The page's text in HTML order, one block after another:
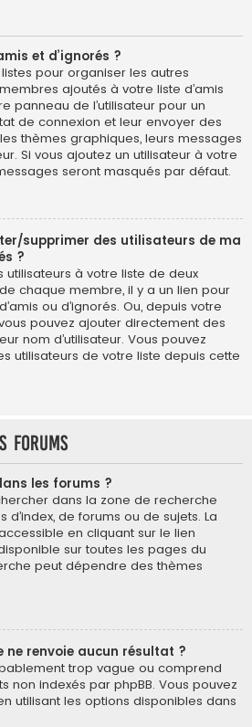
et d’ignorés ?
pour organiser les autres
ajoutés à votre liste d’amis
panneau de l’utilisateur pour un
de connexion et leur envoyer des
thèmes graphiques, leurs messages
Si vous ajoutez un utilisateur à votre
seront masqués par défaut.
supprimer des utilisateurs de ma
?
utilisateurs à votre liste de deux
chaque membre, il y a un lien pour
ou d’ignorés. Ou, depuis votre
pouvez ajouter directement des
nom d’utilisateur. Vous pouvez
utilisateurs de votre liste depuis cette
forums
les forums ?
dans la zone de recherche
de forums ou de sujets. La
en cliquant sur le lien
sur toutes les pages du
peut dépendre des thèmes
ne renvoie aucun résultat ?
trop vague ou comprend
non indexés par phpBB. Vous pouvez
utilisant les options disponibles dans